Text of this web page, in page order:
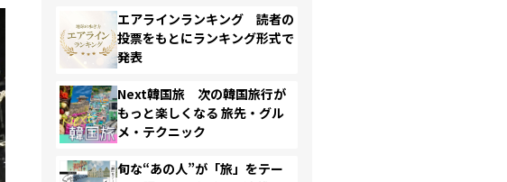
エアラインランキング 読者の
投票をもとにランキング形式で
発表
Next韓国旅 次の韓国旅行が
もっと楽しくなる 旅先・グル
メ・テクニック
旬な“あの人”が「旅」をテー